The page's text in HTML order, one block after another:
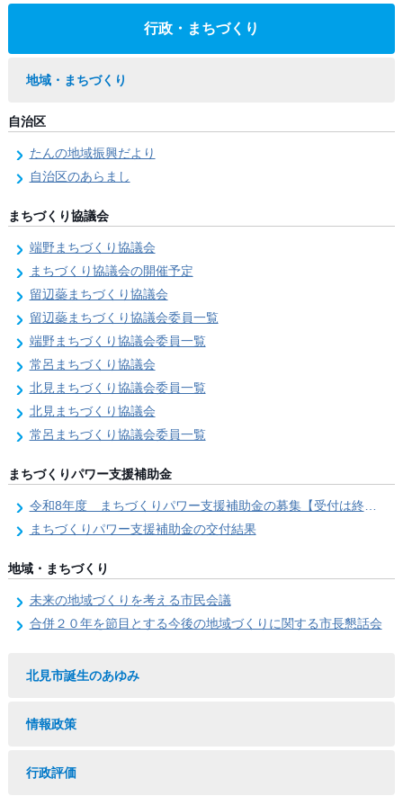
行政・まちづくり
地域・まちづくり
自治区
たんの地域振興だより
自治区のあらまし
まちづくり協議会
端野まちづくり協議会
まちづくり協議会の開催予定
留辺蘂まちづくり協議会
留辺蘂まちづくり協議会委員一覧
端野まちづくり協議会委員一覧
常呂まちづくり協議会
北見まちづくり協議会委員一覧
北見まちづくり協議会
常呂まちづくり協議会委員一覧
まちづくりパワー支援補助金
令和8年度 まちづくりパワー支援補助金の募集【受付は終了しました。】
まちづくりパワー支援補助金の交付結果
地域・まちづくり
未来の地域づくりを考える市民会議
合併２０年を節目とする今後の地域づくりに関する市長懇話会
北見市誕生のあゆみ
情報政策
行政評価